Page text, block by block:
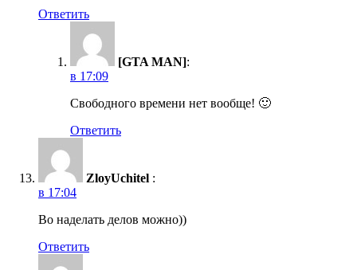
Ответить
[GTA MAN]:
в 17:09
Свободного времени нет вообще! 🙂
Ответить
ZloyUchitel :
в 17:04
Во наделать делов можно))
Ответить